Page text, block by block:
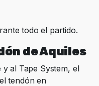
todo el partido.
de Aquiles
y al Tape System, el
tendón en